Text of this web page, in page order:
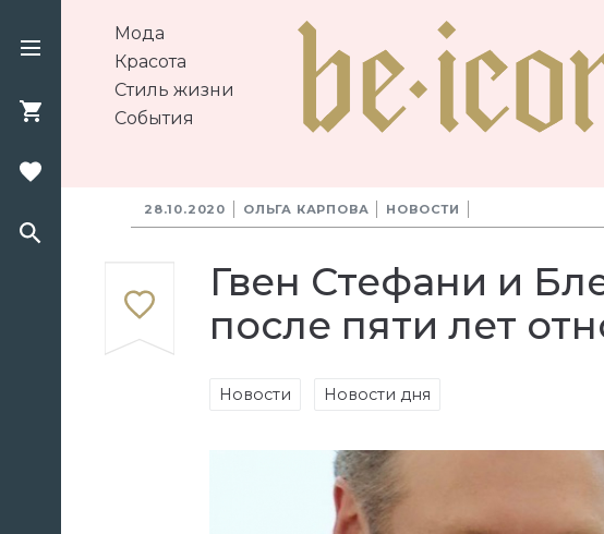
Мода
Красота
Стиль жизни
События
28.10.2020 ОЛЬГА КАРПОВА НОВОСТИ
Гвен Стефани и
после пяти лет
Новости Новости дня